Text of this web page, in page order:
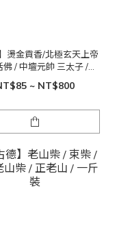
燙金貢香/北極玄天上帝
/ 中壇元帥 三太子 /尺
~ NT$800